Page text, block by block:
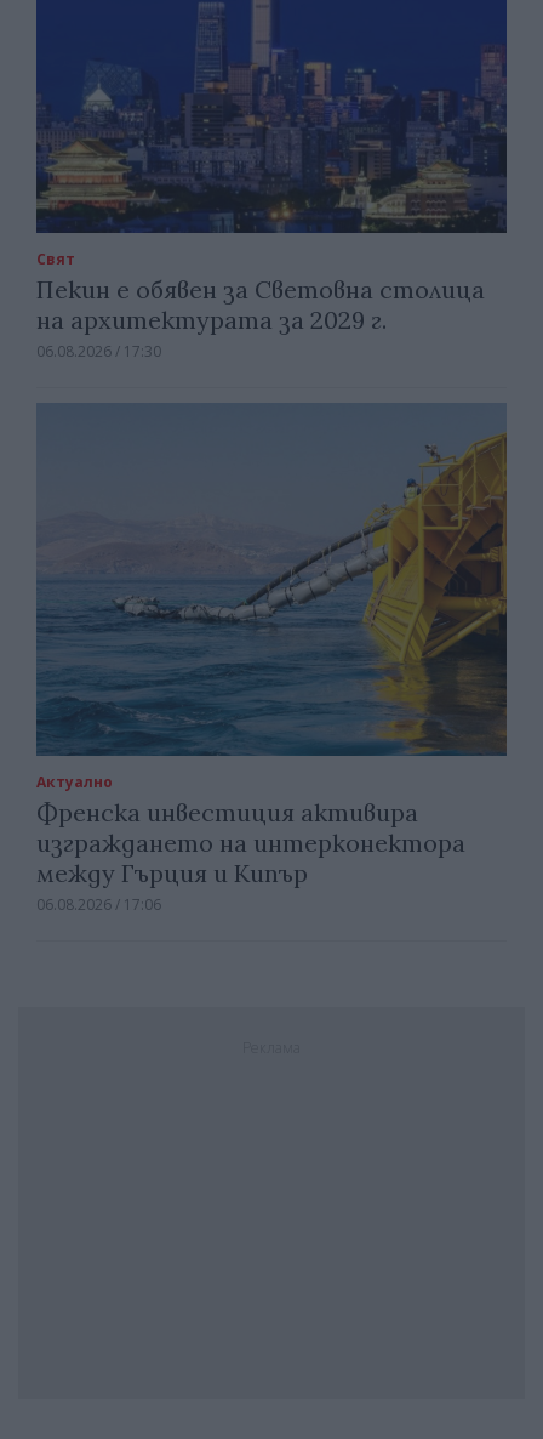
Свят
Пекин е обявен за Световна столица
на архитектурата за 2029 г.
06.08.2026 / 17:30
Актуално
Френска инвестиция активира
изграждането на интерконектора
между Гърция и Кипър
06.08.2026 / 17:06